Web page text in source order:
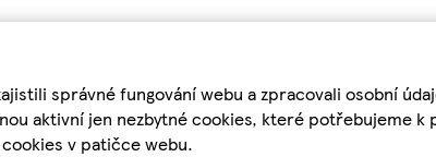
správné fungování webu a zpracovali osobní
aktivní jen nezbytné cookies, které potřebujeme k
v patičce webu.